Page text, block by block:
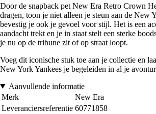
Door de snapback pet New Era Retro Crown
dragen, toon je niet alleen je steun aan de New
bevestig je ook je gevoel voor stijl. Het is een
aandacht trekt en je in staat stelt een sterke
je nu op de tribune zit of op straat loopt.
Voeg dit iconische stuk toe aan je collectie en
New York Yankees je begeleiden in al je
Aanvullende informatie
Merk
New Era
Leveranciersreferentie 60771858